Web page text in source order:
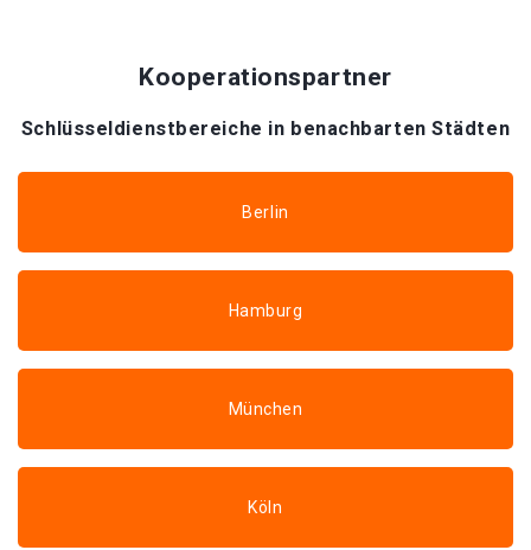
Kooperationspartner
Schlüsseldienstbereiche in benachbarten Städten
Berlin
Hamburg
München
Köln